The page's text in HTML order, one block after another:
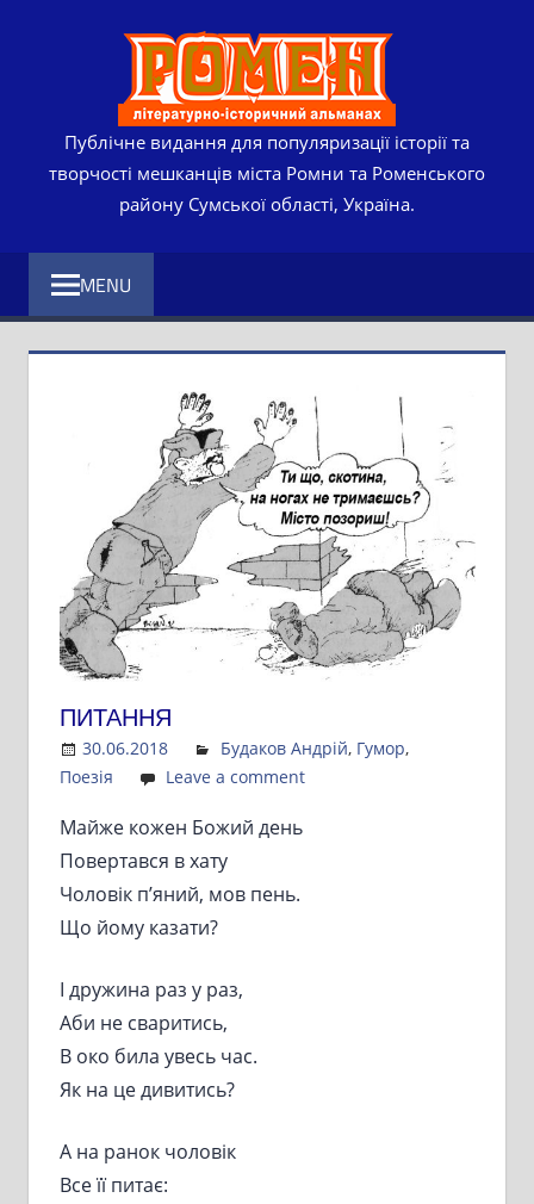
Публічне видання для популяризації історії та
творчості мешканців міста Ромни та Роменського
району Сумської області, Україна.
MENU
ПИТАННЯ
30.06.2018 Admin
Будаков Андрій, Гумор,
Поезія
Leave a comment
Майже кожен Божий день
Повертався в хату
Чоловік п’яний, мов пень.
Що йому казати?
І дружина раз у раз,
Аби не сваритись,
В око била увесь час.
Як на це дивитись?
А на ранок чоловік
Все її питає: